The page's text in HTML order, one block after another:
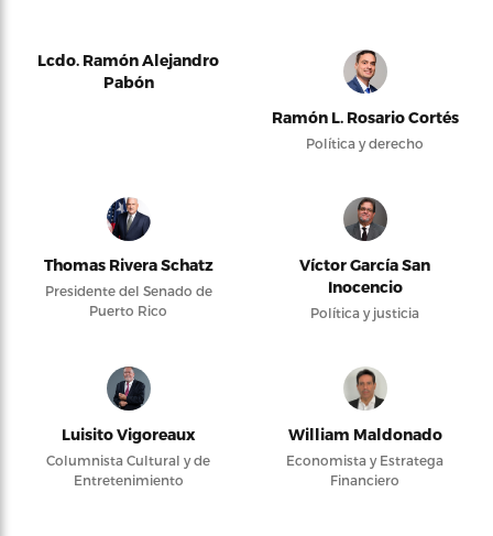
Lcdo. Ramón Alejandro
Pabón
Ramón L. Rosario Cortés
Política y derecho
Thomas Rivera Schatz
Presidente del Senado de
Puerto Rico
Víctor García San
Inocencio
Política y justicia
Luisito Vigoreaux
Columnista Cultural y de
Entretenimiento
William Maldonado
Economista y Estratega
Financiero